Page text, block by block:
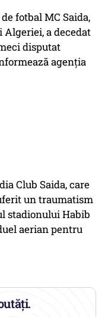
fotbal MC Saida,
a decedat
disputat
agenţia
Club Saida, care
un traumatism
stadionului Habib
aerian pentru